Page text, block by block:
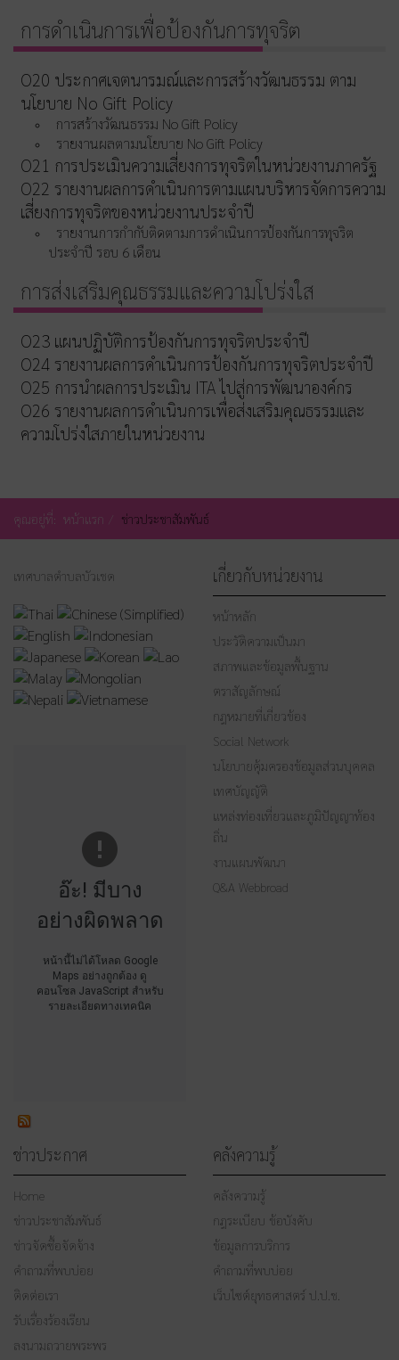
การดำเนินการเพื่อป้องกันการทุจริต
O20 ประกาศเจตนารมณ์และการสร้างวัฒนธรรม ตาม
นโยบาย No Gift Policy
การสร้างวัฒนธรรม No Gift Policy
รายงานผลตามนโยบาย No Gift Policy
O21 การประเมินความเสี่ยงการทุจริตในหน่วยงานภาครัฐ
O22 รายงานผลการดำเนินการตามแผนบริหารจัดการความ
เสี่ยงการทุจริตของหน่วยงานประจำปี
รายงานการกำกับติดตามการดำเนินการป้องกันการทุจริต
ประจำปี รอบ 6 เดือน
การส่งเสริมคุณธรรมและความโปร่งใส
O23 แผนปฏิบัติการป้องกันการทุจริตประจำปี
O24 รายงานผลการดำเนินการป้องกันการทุจริตประจำปี
O25 การนำผลการประเมิน ITA ไปสู่การพัฒนาองค์กร
O26 รายงานผลการดำเนินการเพื่อส่งเสริมคุณธรรมและ
ความโปร่งใสภายในหน่วยงาน
คุณอยู่ที่: หน้าแรก ข่าวประชาสัมพันธ์
เทศบาลตำบลบัวเชด
อ๊ะ! มีบาง
อย่างผิดพลาด
หน้านี้ไม่ได้โหลด Google
Maps อย่างถูกต้อง ดู
คอนโซล JavaScript สำหรับ
รายละเอียดทางเทคนิค
เกี่ยวกับหน่วยงาน
หน้าหลัก
ประวัติความเป็นมา
สภาพและข้อมูลพื้นฐาน
ตราสัญลักษณ์
กฎหมายที่เกี่ยวข้อง
Social Network
นโยบายคุ้มครองข้อมูลส่วนบุคคล
เทศบัญญัติ
แหล่งท่องเที่ยวและภูมิปัญญาท้อง
ถิ่น
งานแผนพัฒนา
Q&A Webbroad
ข่าวประกาศ
Home
ข่าวประชาสัมพันธ์
ข่าวจัดซื้อจัดจ้าง
คำถามที่พบบ่อย
ติดต่อเรา
รับเรื่องร้องเรียน
ลงนามถวายพระพร
คลังความรู้
คลังความรู้
กฎระเบียบ ข้อบังคับ
ข้อมูลการบริการ
คำถามที่พบบ่อย
เว็บไซต์ยุทธศาสตร์ ป.ป.ช.